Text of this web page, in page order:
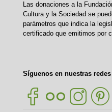
Las donaciones a la
Cultura y la Sociedad se
parámetros que indica la
certificado que emitimos por
Síguenos en nuestras